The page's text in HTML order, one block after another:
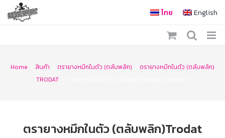
ไทย English
Home สินค้า ตรายางหมึกในตัว (ตลับพลิก)
ตรายางหมึกในตัว (ตลับพลิก)
TRODAT
ตรายางหมึกในตัว (ตลับพลิก)Trodat